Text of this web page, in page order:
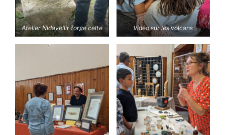
Atelier Nidavellir forge celte Vidéo sur les volcans